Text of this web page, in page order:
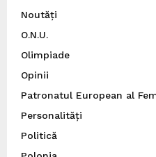
Noutăți
O.N.U.
Olimpiade
Opinii
Patronatul European al
Personalități
Politică